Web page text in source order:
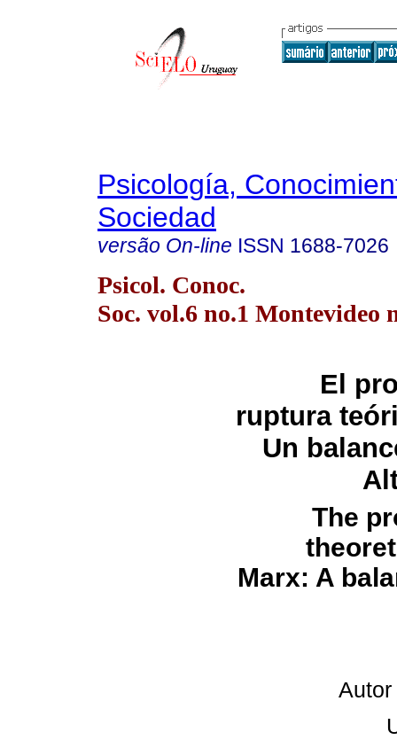
Psicología,
Sociedad
versão On-line ISSN 1688-7026
Psicol. Conoc.
Soc. vol.6 no.1 Montevideo
El
ruptura
Un
The
Marx: A